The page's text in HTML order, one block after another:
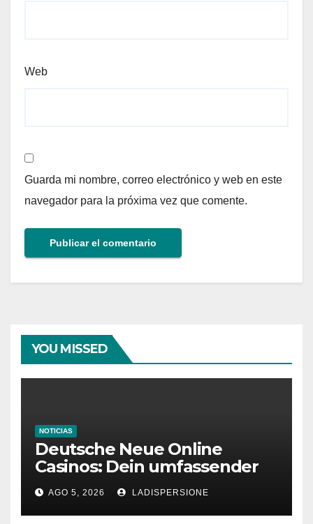
Web
Guarda mi nombre, correo electrónico y web en este
navegador para la próxima vez que comente.
YOU MISSED
NOTICIAS
Deutsche Neue Online
Casinos: Dein umfassender
Ratgeber für moderne
Glücksspielplattformen
AGO 5, 2026 LADISPERSIONE